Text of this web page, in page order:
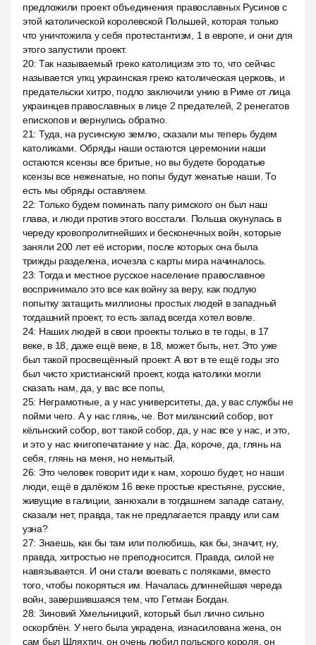
предложили проект объединения православных Русинов с
этой католической королевской Польшей, которая только
что уничтожила у себя протестантизм, 1 в европе, и они для
этого запустили проект.
20: Так называемый греко католицизм это то, что сейчас
называется угкц украинская греко католическая церковь, и
предательски хитро, подло заключили унию в Риме от лица
украинцев православных в лице 2 предателей, 2 ренегатов
епископов и вернулись обратно.
21: Туда, на русинскую землю, сказали мы теперь будем
католиками. Обряды наши остаются церемонии наши
остаются ксензы все бритые, но вы будете бородатые
ксензы все неженатые, но попы будут женатые наши. То
есть мы обряды оставляем.
22: Только будем поминать папу римского он был наш
глава, и люди против этого восстали. Польша окунулась в
череду кровопролитнейших и бесконечных войн, которые
заняли 200 лет её истории, после которых она была
трижды разделена, исчезла с карты мира начиналось.
23: Тогда и местное русское население православное
воспринимало это все как войну за веру, как подлую
попытку затащить миллионы простых людей в западный
тогдашний проект, то есть запад всегда хотел вовле.
24: Наших людей в свои проекты только в те годы, в 17
веке, в 18, даже ещё веке, в 18, может быть, нет. Это уже
был такой просвещённый проект. А вот в те ещё годы это
был чисто христианский проект, когда католики могли
сказать нам, да, у вас все попы,
25: Неграмотные, а у нас университеты, да, у вас службы не
пойми чего. А у нас глянь, че. Вот миланский собор, вот
кёльнский собор, вот такой собор, да, у нас все у нас, и это,
и это у нас книгопечатание у нас. Да, короче, да, глянь на
себя, глянь на меня, но немытый.
26: Это человек говорит иди к нам, хорошо будет, но наши
люди, ещё в далёком 16 веке простые крестьяне, русские,
живущие в галиции, занюхали в тогдашнем западе сатану,
сказали нет, правда, так не предлагается правду или сам
узна?
27: Знаешь, как бы там или полюбишь, как бы, значит, ну,
правда, хитростью не преподносится. Правда, силой не
навязывается. И они стали воевать с поляками, вместо
того, чтобы покоряться им. Началась длиннейшая череда
войн, завершившаяся тем, что Гетман Богдан.
28: Зиновий Хмельницкий, который был лично сильно
оскорблён. У него была украдена, изнасилована жена, он
сам был Шляхтич, он очень любил польского короля, он